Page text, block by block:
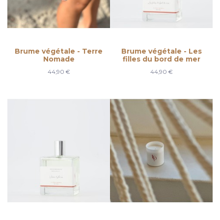
Brume végétale - Terre
Nomade
44,90 €
Brume végétale - Les
filles du bord de mer
44,90 €